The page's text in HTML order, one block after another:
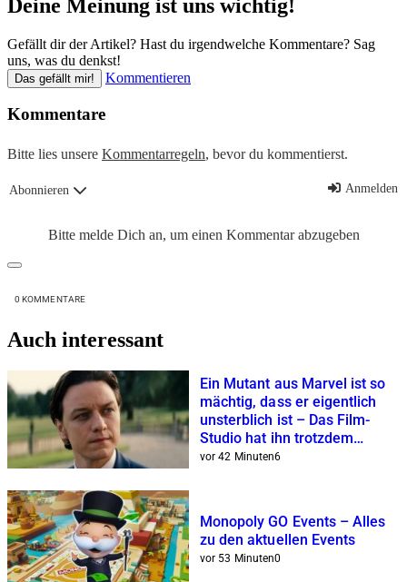
Deine Meinung ist uns wichtig!
Gefällt dir der Artikel? Hast du irgendwelche Kommentare? Sag
uns, was du denkst!
Das gefällt mir! Kommentieren
Kommentare
Bitte lies unsere Kommentarregeln, bevor du kommentierst.
Abonnieren Anmelden
Bitte melde Dich an, um einen Kommentar abzugeben
0 KOMMENTARE
Auch interessant
Ein Mutant aus Marvel ist so
mächtig, dass er eigentlich
unsterblich ist – Das Film-
Studio hat ihn trotzdem
unspektakulär erledigt
vor 42 Minuten6
Monopoly GO Events – Alles
zu den aktuellen Events
vor 53 Minuten0